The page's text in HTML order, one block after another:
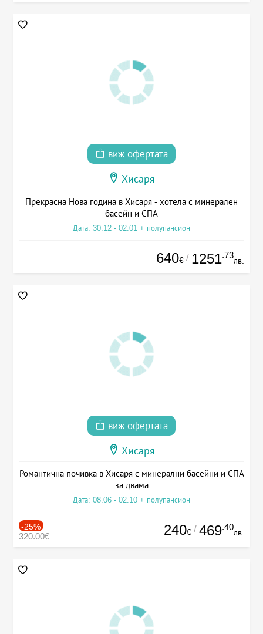
виж офертата
Хисаря
Прекрасна Нова година в Хисаря - хотела с минерален
басейн и СПА
Дата: 30.12 - 02.01 + полупансион
640€ / 1251.73
лв.
виж офертата
Хисаря
Романтична почивка в Хисаря с минерални басейни и СПА
за двама
Дата: 08.06 - 02.10 + полупансион
-25%
320.00€ 240€ / 469.40
лв.